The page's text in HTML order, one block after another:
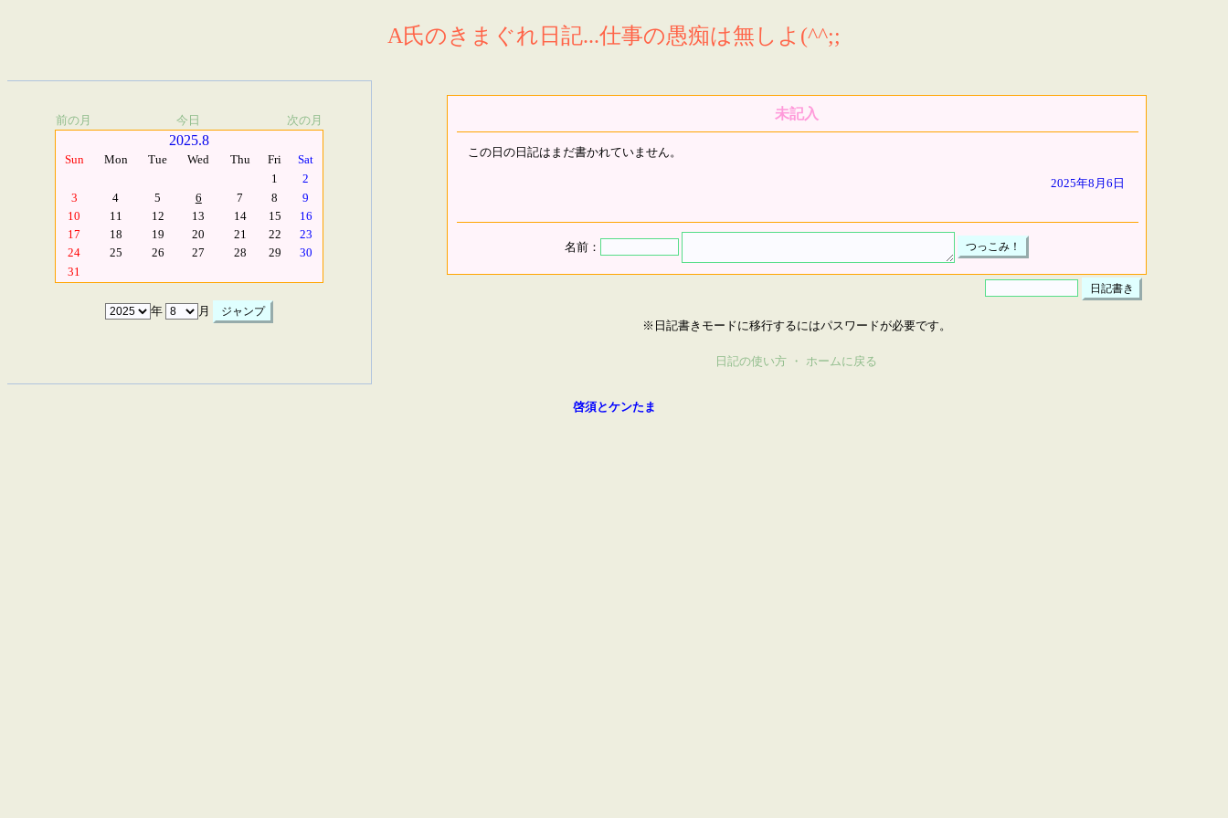
A氏のきまぐれ日記...仕事の愚痴は無しよ(^^;;
前の月 今日 次の月
2025.8
Sun Mon Tue Wed Thu Fri
Sat
1
2
3
4 5 6 7 8
9
10
11 12 13 14 15
16
17
18 19 20 21 22
23
24
25 26 27 28 29
30
31
年 月
未記入
この日の日記はまだ書かれていません。
2025年8月6日
名前：
※日記書きモードに移行するにはパスワードが必要です。
日記の使い方 ・ ホームに戻る
啓須とケンたま